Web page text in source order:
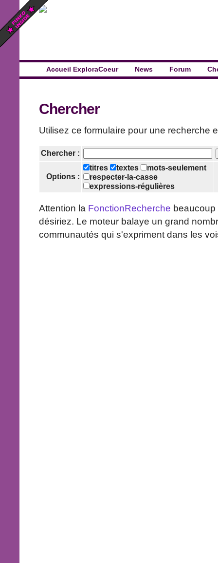
Accueil ExploraCoeur News Forum
Chercher
Utilisez ce formulaire pour une recherche
Chercher :
Options :
titres textes
mots-seulement
respecter-la-casse
expressions-régulières
Attention la FonctionRecherche
désiriez. Le moteur balaye un grand
communautés qui s'expriment dans les